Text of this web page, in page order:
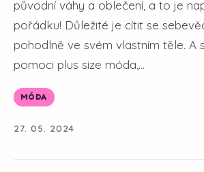
původní váhy a oblečení, a to je
pořádku! Důležité je cítit se
pohodlně ve svém vlastním těle. A
pomoci plus size móda,...
MÓDA
27. 05. 2024